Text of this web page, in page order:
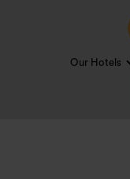
Our Hotels